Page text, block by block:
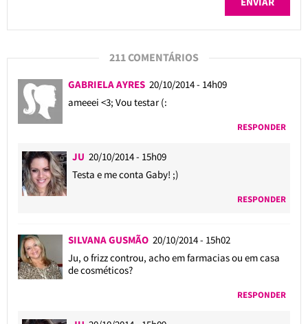
211 COMENTÁRIOS
GABRIELA AYRES 20/10/2014 - 14h09
ameeei <3; Vou testar (:
RESPONDER
JU 20/10/2014 - 15h09
Testa e me conta Gaby! ;)
RESPONDER
SILVANA GUSMÃO 20/10/2014 - 15h02
Ju, o frizz controu, acho em farmacias ou em casa
de cosméticos?
RESPONDER